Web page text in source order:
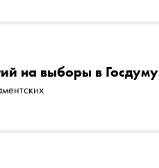
на выборы в Госдуму